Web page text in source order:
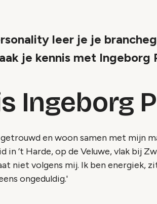
leer je je
je kennis met Ingeborg
Ingeborg
en woon samen met mijn
in ’t Harde, op de Veluwe, vlak bij
niet volgens mij. Ik ben energiek,
ongeduldig.'